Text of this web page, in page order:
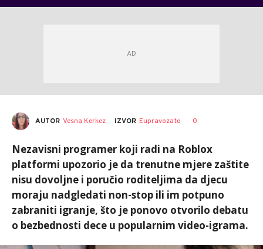
AUTOR Vesna Kerkez IZVOR Eupravozato 0
Nezavisni programer koji radi na Roblox
platformi upozorio je da trenutne mjere zaštite
nisu dovoljne i poručio roditeljima da djecu
moraju nadgledati non-stop ili im potpuno
zabraniti igranje, što je ponovo otvorilo debatu
o bezbednosti dece u popularnim video-igrama.